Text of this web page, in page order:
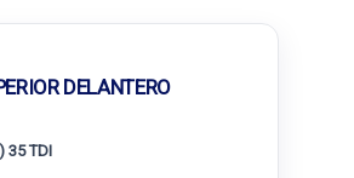
DELANTERO
35 TDI